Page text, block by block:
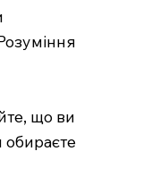
що ви
обираєте